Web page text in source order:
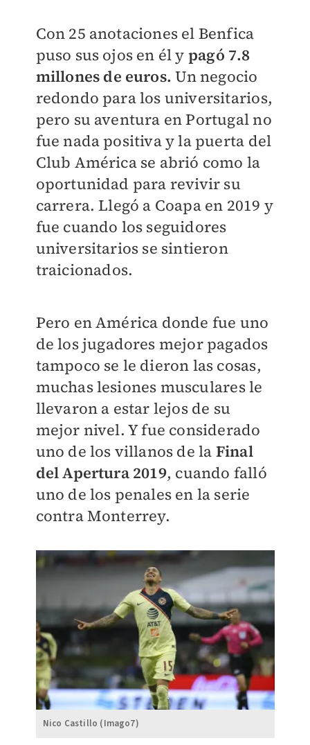
Con 25 anotaciones el Benfica
puso sus ojos en él y pagó 7.8
millones de euros. Un negocio
redondo para los universitarios,
pero su aventura en Portugal no
fue nada positiva y la puerta del
Club América se abrió como la
oportunidad para revivir su
carrera. Llegó a Coapa en 2019 y
fue cuando los seguidores
universitarios se sintieron
traicionados.
Pero en América donde fue uno
de los jugadores mejor pagados
tampoco se le dieron las cosas,
muchas lesiones musculares le
llevaron a estar lejos de su
mejor nivel. Y fue considerado
uno de los villanos de la Final
del Apertura 2019, cuando falló
uno de los penales en la serie
contra Monterrey.
Nico Castillo (Imago7)